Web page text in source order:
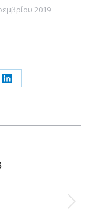
2019
Share
LinkedIn